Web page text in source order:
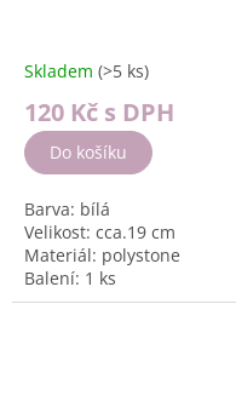
Skladem (>5 ks)
120 Kč s DPH
Do košíku
Barva: bílá
Velikost: cca.19 cm
Materiál: polystone
Balení: 1 ks